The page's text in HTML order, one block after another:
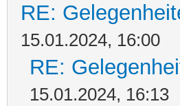
RE:
15.01.2024, 16:00
RE:
15.01.2024, 16:13